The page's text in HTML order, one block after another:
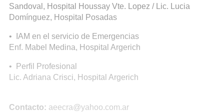
Sandoval, Hospital Houssay Vte. Lopez / Lic. Lucia
Domínguez, Hospital Posadas
• IAM en el servicio de Emergencias
Enf. Mabel Medina, Hospital Argerich
• Perfil Profesional
Lic. Adriana Crisci, Hospital Argerich
Contacto: aeecra@yahoo.com.ar